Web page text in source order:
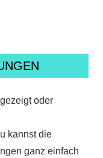
oder
kannst die
ganz einfach